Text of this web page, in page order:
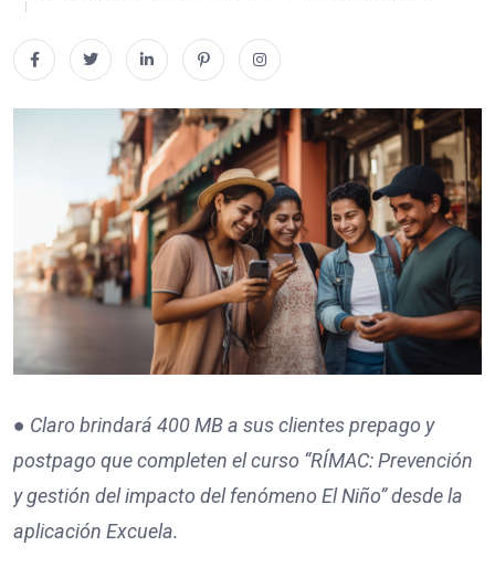
● Claro brindará 400 MB a sus clientes prepago y
postpago que completen el curso “RÍMAC: Prevención
y gestión del impacto del fenómeno El Niño” desde la
aplicación Excuela.